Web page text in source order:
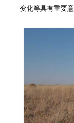
变化等具有重要